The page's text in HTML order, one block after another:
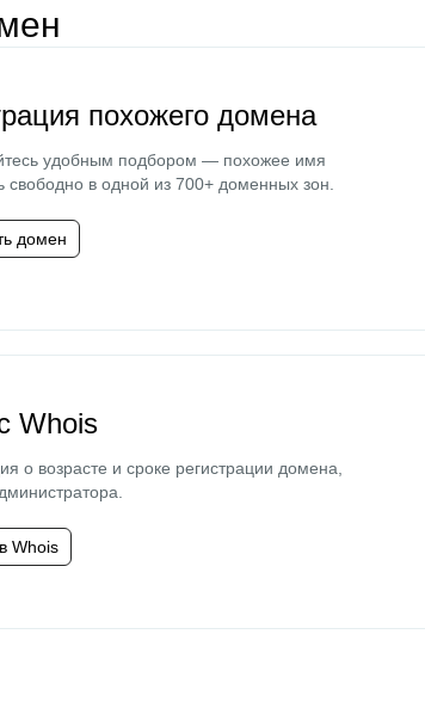
похожего домена
удобным подбором — похожее имя
свободно в одной из 700+ доменных зон.
домен
Whois
о возрасте и сроке регистрации домена,
Whois